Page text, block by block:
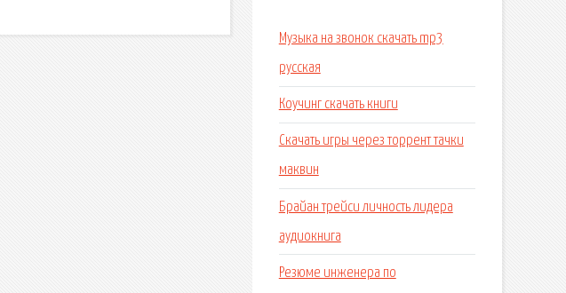
Музыка на звонок скачать mp3
русская
Коучинг скачать книги
Скачать игры через торрент тачки
маквин
Брайан трейси личность лидера
аудиокнига
Резюме инженера по